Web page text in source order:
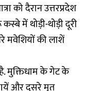
को दैरान उत्तरप्रदेश
में थोड़ी-थोड़ी दूरी
मवेशियों की लाशें
मुक्तिधाम के गेट के
और दूसरे मृत